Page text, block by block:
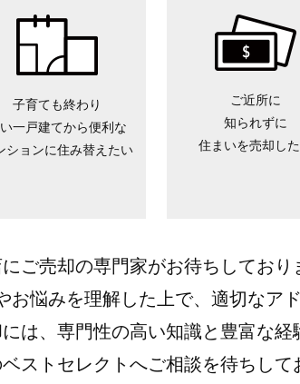
子育ても終わり
一戸建てから便利な
ションに住み替えたい
ご近所に
知られずに
住まいを売却し
ご売却の専門家がお待ちしており
お悩みを理解した上で、適切なア
は、専門性の高い知識と豊富な経
ストセレクトへご相談を待ちして